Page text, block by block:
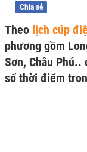
Chia sẻ
Theo lịch cúp
phương gồm
Sơn, Châu
số thời điểm